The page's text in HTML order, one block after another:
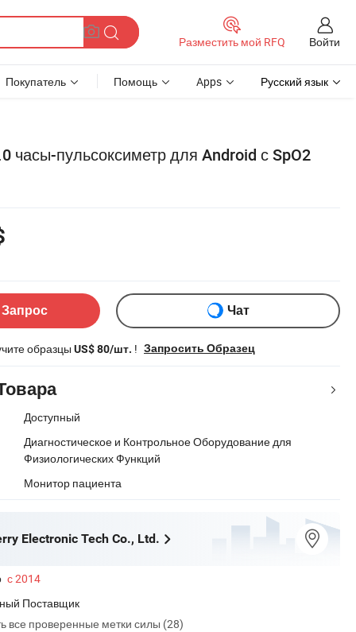
Разместить мой RFQ Войти
Покупатель Помощь Apps Русский язык
часы-пульсоксиметр для Android с SpO2
Чат
образцы US$ 80/шт. ! Запросить Образец
Доступный
Диагностическое и Контрольное Оборудование для
Физиологических Функций
Монитор пациента
Electronic Tech Co., Ltd.
с 2014
Поставщик
все проверенные метки силы (28)